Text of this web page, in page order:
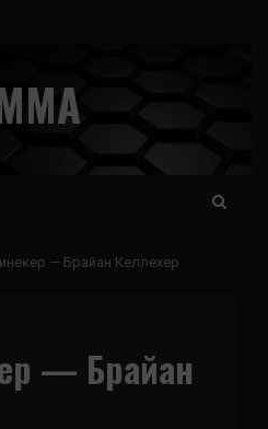
— Брайан Келлехер
— Брайан